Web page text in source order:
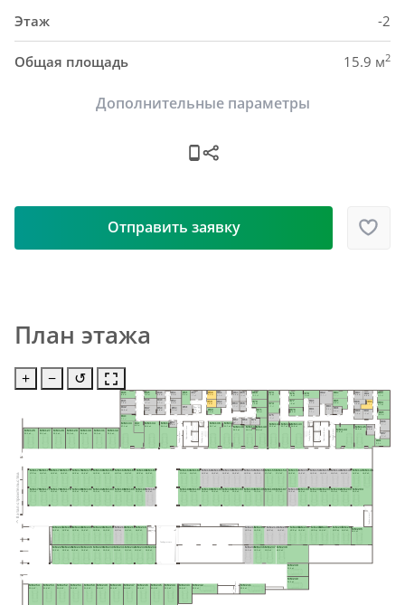
Этаж -2
Общая площадь 15.9 м2
Дополнительные параметры
Отправить заявку
План этажа
+ − ↺
Тамбур-шлюз
Тамбур-шлюз
Тамбур
Тамбур-шлюз Лифтовый холл Лифтовый холл
Тамбур-шлюз Тамбур-шлюз Тамбур-шлюз
Тамбур-шлюз
Пом. уб.
4.6 м²
MM126
22.3 м²
MM127
22.3 м²
MM128
22.3 м²
MM129
22.3 м²
MM130
22.3 м²
MM131
22.3 м²
MM132
22.3 м²
MM133
37.1 м²
MM134
30.9 м²
MM135
29.9 м²
MM136
23.7 м²
MM137
MM138
20.2 м²
MM139
19.4 м²
MM140
22.8 м²
MM141
21.5 м²
MM142MM143
24.8 м²
MM144
31.8 м²
MM145
28.0 м²
MM146
15.5 м²
MM147
15.9 м²
MM148
15.9 м²
MM149
15.9 м²
MM150
15.9 м²
MM151
15.9 м²
MM152
15.9 м²
MM153
15.5 м²
MM154
MM155
MM156
15.9 м²
MM157
15.9 м²
MM158
15.9 м²
MM159
15.9 м²
MM160
15.9 м²
MM161
15.9 м²
MM162
15.9 м²
MM163
17.0 м²
MM164
15.9 м²
MM165
15.9 м²
MM166
15.9 м²
MM167
15.9 м²
MM168
15.9 м²
MM169
15.9 м²
MM170
15.9 м²
MM171
15.9 м²
MM172
15.9 м²
MM173
15.9 м²
MM174
15.9 м²
MM175
17.0 м²
MM176
17.0 м²
MM177
15.9 м²
MM178
15.9 м²
MM179
15.9 м²
MM180
15.9 м²
MM181
15.9 м²
MM182
15.9 м²
MM183
15.9 м²
MM184
15.9 м²
MM185
15.9 м²
MM186
15.9 м²
MM187
15.9 м²
MM188
17.0 м²
MM189
15.9 м²
MM190
15.9 м²
MM191
15.9 м²
MM192
15.9 м²
MM193
15.9 м²
MM194
15.9 м²
MM195
15.5 м²
MM196MM197 MM198
15.5 м²
MM199
15.9 м²
MM200
15.9 м²
MM201
15.9 м²
MM202
15.9 м²
MM203
15.9 м²
MM204
30.5 м²
MM205
28.9 м²
MM206
15.0 м²
MM207
15.0 м²
MM208
15.0 м²
MM209
15.0 м²
MM210
15.0 м²
MM211
15.0 м²
MM212
16.5 м²
MM213
16.5 м²
MM214
15.0 м²
MM215
15.0 м²
MM216
18.6 м²
MM217
15.9 м²
MM218
15.9 м²
MM219
15.9 м²
MM220
15.9 м²
MM221
15.9 м²
MM222
15.9 м²
MM223
15.9 м²
MM224
15.9 м²
MM225
15.9 м²
MM226
15.9 м²
MM227
15.9 м²
MM228
15.9 м²
MM229
15.9 м²
MM230
15.9 м²
MM231
15.9 м²
MM232
15.9 м²
MM233
15.9 м²
MM234
15.9 м²
MM235
15.0 м²
MM236
15.0 м²
MM237
15.9 м²
MM238
46.0 м²
MM239
21.0 м²
MM240
21.0 м²
MM241
22.9 м²
MM242
22.9 м²
MM243
19.8 м²
MM244
MM245
21.6 м²
MM246
21.6 м²
MM247
21.6 м²
MM248
21.6 м²
MM249
21.6 м²
MM250
21.6 м²
MM251
21.6 м²
MM252
21.6 м²
MM253
21.6 м²
MM254
23.4 м²
H40
8.9 м²
H41
7.9 м²
H42
10.0 м²
H43
7.5 м²
H44
8.0 м²
H45
6.9 м²
H46
6.7 м²
H47
8.0 м²
H48
5.0 м²
H49
4.7 м²
H50
5.8 м²
H51
6.2 м²
H52
5.9 м²
H53
H54
3.9 м²
H55
9.4 м²
H56
7.8 м²
H57
7.7 м²
H58
6.2 м²
H59
5.8 м²
H60
H61
H62
5.5 м²
H63
5.9 м²
H64
H65
H66
4.8 м²
H67 H68
H69
H70
9.2 м²
H71
8.4 м²
H72
H73
9.2 м²
H74
9.8 м²
H75
H76
8.8 м²
H77
8.5 м²
H78
8.9 м²
H79
9.4 м²
H80
6.7 м²
H81
7.3 м²
H82
13.5 м²
H83
H84
8.4 м²
H85
9.8 м²
H86
5.6 м²
H87
5.9 м²
H88
6.4 м²
H89
7.0 м²
H90
H91
6.5 м²
H92
6.0 м²
H93
H94
8.7 м²
H95
8.4 м²
H96
H97
H98
8.4 м²
H99
6.2 м²
II этап строительства